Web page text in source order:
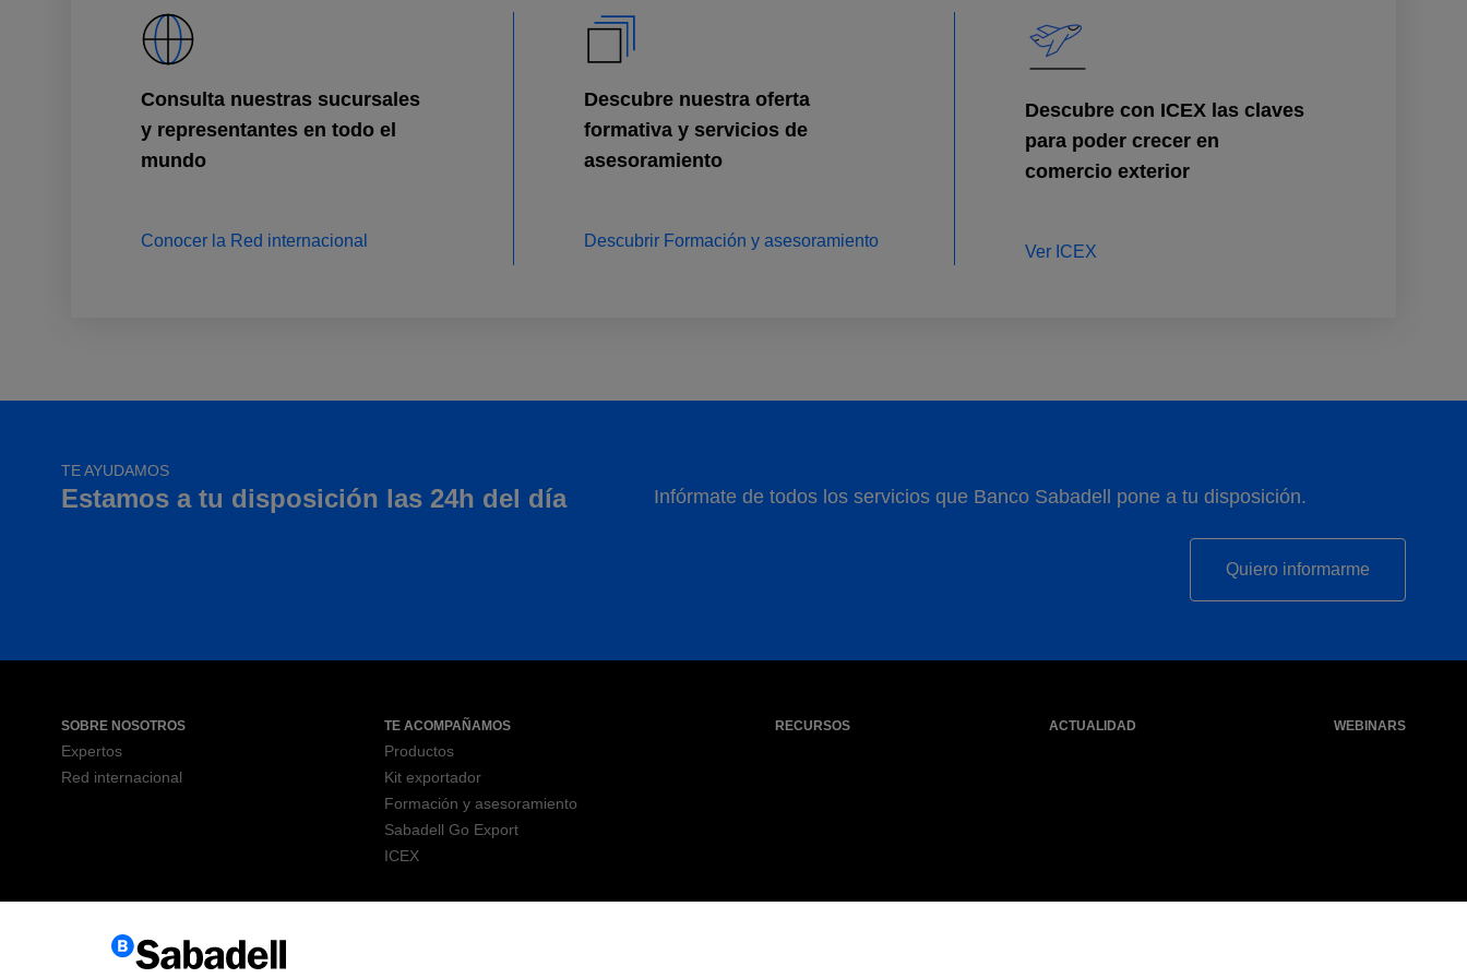
Consulta nuestras sucursales
y representantes en todo el
mundo
Conocer la Red internacional
Descubre nuestra oferta
formativa y servicios de
asesoramiento
Descubrir Formación y asesoramiento
Descubre con ICEX las claves
para poder crecer en
comercio exterior
Ver ICEX
TE AYUDAMOS
Estamos a tu disposición las 24h del día Infórmate de todos los servicios que Banco Sabadell pone a tu disposición.
Quiero informarme
SOBRE NOSOTROS
Expertos
Red internacional
TE ACOMPAÑAMOS
Productos
Kit exportador
Formación y asesoramiento
Sabadell Go Export
ICEX
RECURSOS ACTUALIDAD WEBINARS
Aviso legal Política de cookies